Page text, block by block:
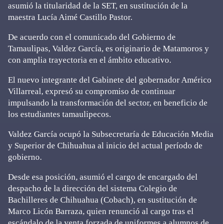
asumió la titularidad de la SET, en sustitución de la
maestra Lucía Aimé Castillo Pastor.
De acuerdo con el comunicado del Gobierno de
Tamaulipas, Valdez García, es originario de Matamoros y
con amplia trayectoria en el ámbito educativo.
El nuevo integrante del Gabinete del gobernador Américo
Villarreal, expresó su compromiso de continuar
impulsando la transformación del sector, en beneficio de
los estudiantes tamaulipecos.
Valdez García ocupó la Subsecretaría de Educación Media
y Superior de Chihuahua al inicio del actual período de
gobierno.
Desde esa posición, asumió el cargo de encargado del
despacho de la dirección del sistema Colegio de
Bachilleres de Chihuahua (Cobach), en sustitución de
Marco Licón Barraza, quien renunció al cargo tras el